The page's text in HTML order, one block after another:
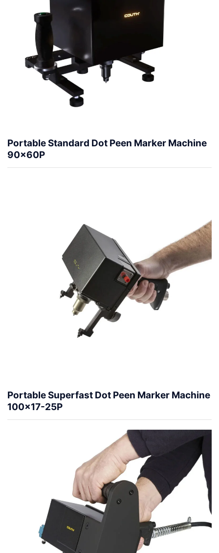
Portable Standard Dot Peen Marker Machine
90x60P
Portable Superfast Dot Peen Marker Machine
100×17-25P